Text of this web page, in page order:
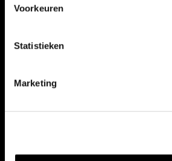
Voorkeuren
Statistieken
Marketing
Bekijk ook onze andere auto's